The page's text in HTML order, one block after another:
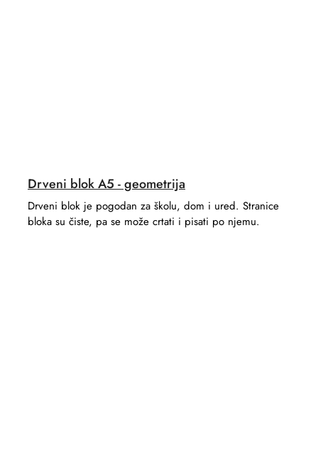
Drveni blok A5 - geometrija
Drveni blok je pogodan za školu, dom i ured. Stranice
bloka su čiste, pa se može crtati i pisati po njemu.